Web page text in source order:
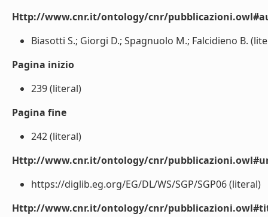
Http://www.cnr.it/ontology/cnr/
Biasotti S.; Giorgi D.; Spagnuolo M.; Falcidieno B.
Pagina inizio
239 (literal)
Pagina fine
242 (literal)
Http://www.cnr.it/ontology/cnr/
https://diglib.eg.org/EG/DL/WS/SGP/SGP06 (literal)
Http://www.cnr.it/ontology/cnr/